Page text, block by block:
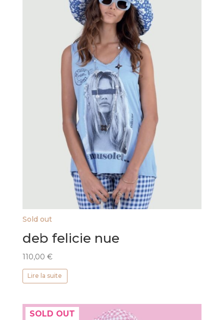
Sold out
deb felicie nue
110,00 €
Lire la suite
SOLD OUT